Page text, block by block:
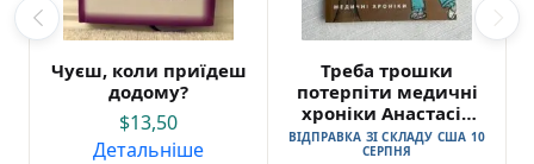
Чуєш, коли приїдеш
додому?
$13,50
Детальніше
Треба трошки
потерпіти медичні
хроніки Анастасія
Пристая
ВІДПРАВКА ЗІ СКЛАДУ США 10
СЕРПНЯ